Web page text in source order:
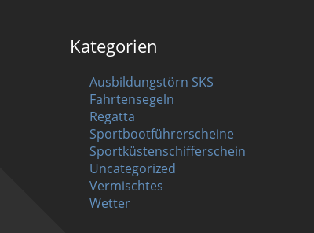
Kategorien
Ausbildungstörn SKS
Fahrtensegeln
Regatta
Sportbootführerscheine
Sportküstenschifferschein
Uncategorized
Vermischtes
Wetter